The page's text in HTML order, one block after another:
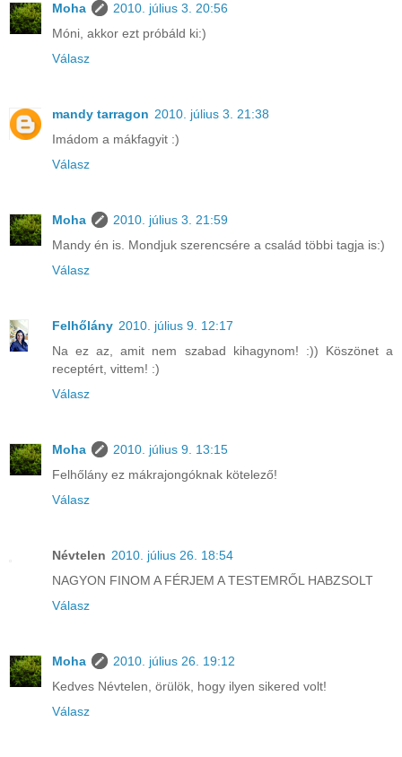
Moha
2010. július 3. 20:56
Móni, akkor ezt próbáld ki:)
Válasz
mandy tarragon 2010. július 3. 21:38
Imádom a mákfagyit :)
Válasz
Moha
2010. július 3. 21:59
Mandy én is. Mondjuk szerencsére a család többi tagja is:)
Válasz
Felhőlány 2010. július 9. 12:17
Na ez az, amit nem szabad kihagynom! :)) Köszönet a
receptért, vittem! :)
Válasz
Moha
2010. július 9. 13:15
Felhőlány ez mákrajongóknak kötelező!
Válasz
Névtelen 2010. július 26. 18:54
NAGYON FINOM A FÉRJEM A TESTEMRŐL HABZSOLT
Válasz
Moha
2010. július 26. 19:12
Kedves Névtelen, örülök, hogy ilyen sikered volt!
Válasz